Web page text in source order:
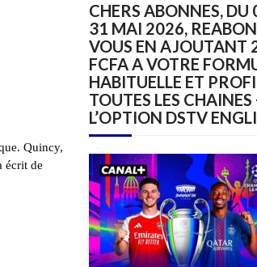
Quincy,
écrit de
CHERS ABONNES, DU
31 MAI 2026,
VOUS EN AJOUTANT
FCFA A VOTRE
HABITUELLE ET
TOUTES LES CHAINES
L’OPTION DSTV